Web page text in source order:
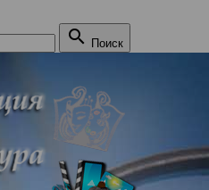
 Поиск